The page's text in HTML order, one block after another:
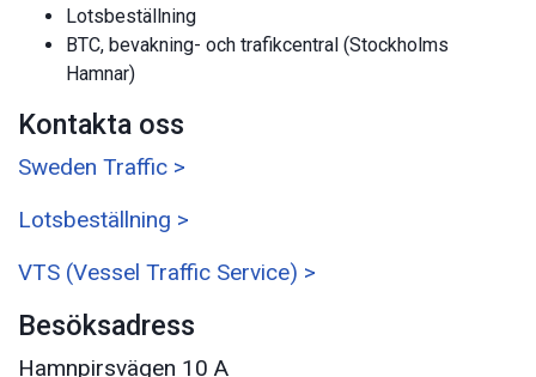
Lotsbeställning
BTC, bevakning- och trafikcentral (Stockholms
Hamnar)
Kontakta oss
Sweden Traffic >
Lotsbeställning >
VTS (Vessel Traffic Service) >
Besöksadress
Hamnpirsvägen 10 A